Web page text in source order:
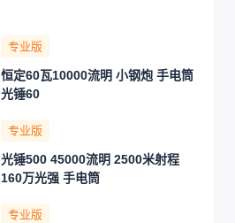
专业版
恒定60瓦10000流明 小钢炮 手电筒
光锤60
专业版
光锤500 45000流明 2500米射程
160万光强 手电筒
专业版